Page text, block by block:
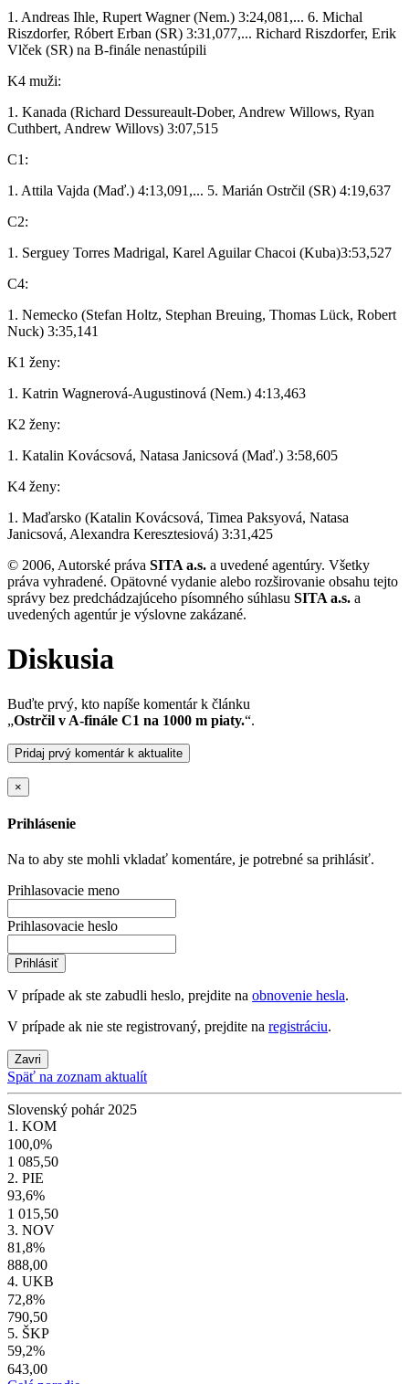
1. Andreas Ihle, Rupert Wagner (Nem.) 3:24,081,... 6. Michal
Riszdorfer, Róbert Erban (SR) 3:31,077,... Richard Riszdorfer, Erik
Vlček (SR) na B-finále nenastúpili
K4 muži:
1. Kanada (Richard Dessureault-Dober, Andrew Willows, Ryan
Cuthbert, Andrew Willovs) 3:07,515
C1:
1. Attila Vajda (Maď.) 4:13,091,... 5. Marián Ostrčil (SR) 4:19,637
C2:
1. Serguey Torres Madrigal, Karel Aguilar Chacoi (Kuba)3:53,527
C4:
1. Nemecko (Stefan Holtz, Stephan Breuing, Thomas Lück, Robert
Nuck) 3:35,141
K1 ženy:
1. Katrin Wagnerová-Augustinová (Nem.) 4:13,463
K2 ženy:
1. Katalin Kovácsová, Natasa Janicsová (Maď.) 3:58,605
K4 ženy:
1. Maďarsko (Katalin Kovácsová, Timea Paksyová, Natasa
Janicsová, Alexandra Keresztesiová) 3:31,425
© 2006, Autorské práva SITA a.s. a uvedené agentúry. Všetky
práva vyhradené. Opätovné vydanie alebo rozširovanie obsahu tejto
správy bez predchádzajúceho písomného súhlasu SITA a.s. a
uvedených agentúr je výslovne zakázané.
Diskusia
Buďte prvý, kto napíše komentár k článku
„Ostrčil v A-finále C1 na 1000 m piaty.“.
Pridaj prvý komentár k aktualite
×
Prihlásenie
Na to aby ste mohli vkladať komentáre, je potrebné sa prihlásiť.
Prihlasovacie meno
Prihlasovacie heslo
Prihlásiť
V prípade ak ste zabudli heslo, prejdite na obnovenie hesla.
V prípade ak nie ste registrovaný, prejdite na registráciu.
Zavri
Späť na zoznam aktualít
Slovenský pohár 2025
1. KOM
100,0%
1 085,50
2. PIE
93,6%
1 015,50
3. NOV
81,8%
888,00
4. UKB
72,8%
790,50
5. ŠKP
59,2%
643,00